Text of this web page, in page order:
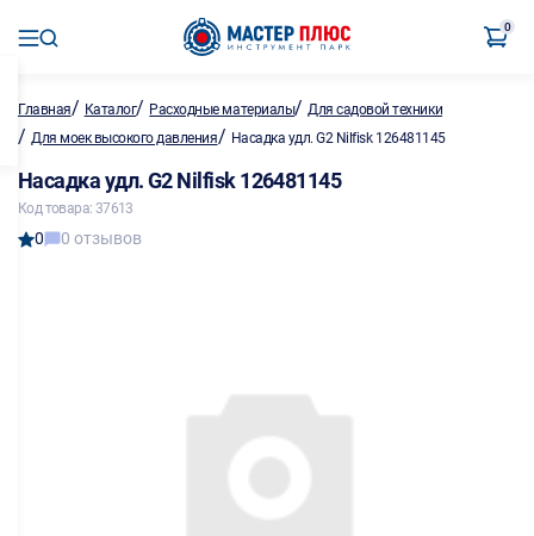
0
Главная/ Каталог/ Расходные материалы/Для садовой техники
/ Для моек высокого давления/ Насадка удл. G2 Nilfisk 126481145
Насадка удл. G2 Nilfisk 126481145
Код товара: 37613
0 0 отзывов